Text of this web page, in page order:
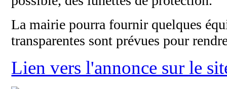
La mairie pourra fournir quelques
transparentes sont prévues pour
Lien vers l'annonce sur le